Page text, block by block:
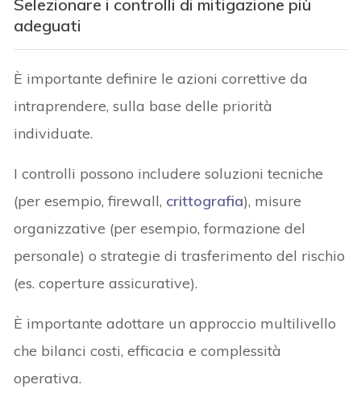
Selezionare i controlli di mitigazione più
adeguati
È importante definire le azioni correttive da
intraprendere, sulla base delle priorità
individuate.
I controlli possono includere soluzioni tecniche
(per esempio, firewall, crittografia), misure
organizzative (per esempio, formazione del
personale) o strategie di trasferimento del rischio
(es. coperture assicurative).
È importante adottare un approccio multilivello
che bilanci costi, efficacia e complessità
operativa.